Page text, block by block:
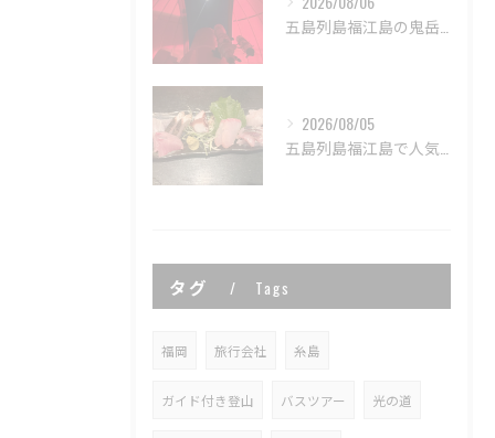
2026/08/05
タグ Tags
福岡 旅行会社 糸島
ガイド付き登山 バスツアー 光の道